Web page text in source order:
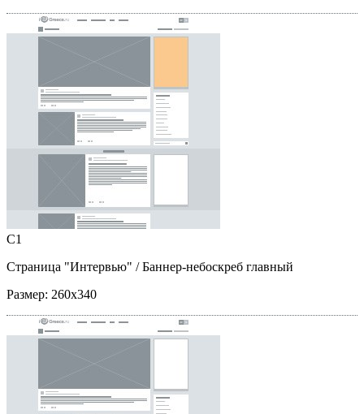
C1
Страница "Интервью" / Баннер-небоскреб главный
Размер: 260x340